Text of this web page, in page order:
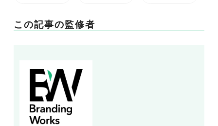
この記事の監修者